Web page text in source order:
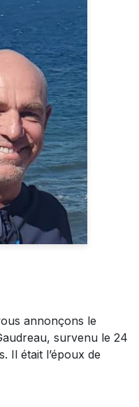
annonçons le
survenu le 24
Il était l’époux de